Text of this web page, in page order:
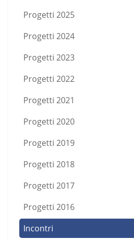
Progetti 2025
Progetti 2024
Progetti 2023
Progetti 2022
Progetti 2021
Progetti 2020
Progetti 2019
Progetti 2018
Progetti 2017
Progetti 2016
Incontri